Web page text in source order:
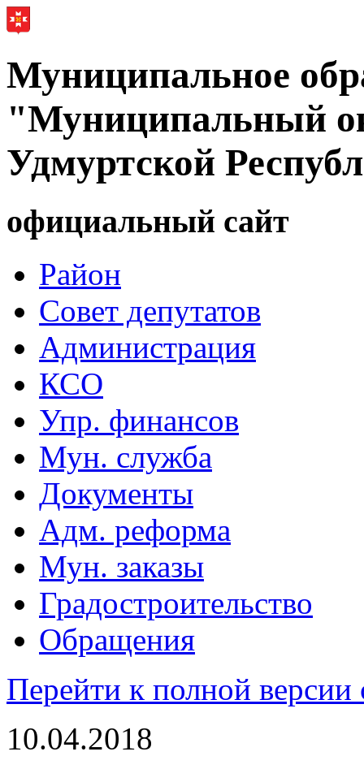
Муниципальное
"Муниципальный
Удмуртской
официальный сайт
Район
Совет депутатов
Администрация
КСО
Упр. финансов
Мун. служба
Документы
Адм. реформа
Мун. заказы
Градостроительство
Обращения
Перейти к полной версии
10.04.2018